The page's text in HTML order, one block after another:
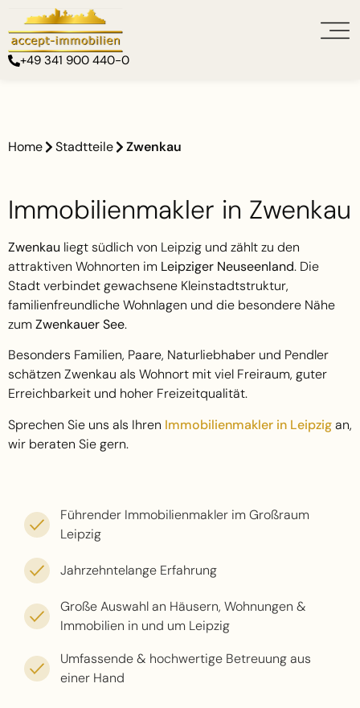
+49 341 900 440-0
Home Stadtteile Zwenkau
Immobilienmakler in Zwenkau
Zwenkau liegt südlich von Leipzig und zählt zu den
attraktiven Wohnorten im Leipziger Neuseenland. Die
Stadt verbindet gewachsene Kleinstadtstruktur,
familienfreundliche Wohnlagen und die besondere Nähe
zumZwenkauer See.
Besonders Familien, Paare, Naturliebhaber und Pendler
schätzen Zwenkau als Wohnort mit viel Freiraum, guter
Erreichbarkeit und hoher Freizeitqualität.
Sprechen Sie uns als Ihren Immobilienmakler in Leipzigan,
wir beraten Sie gern.
Führender Immobilienmakler im Großraum
Leipzig
Jahrzehntelange Erfahrung
Große Auswahl an Häusern, Wohnungen &
Immobilien in und um Leipzig
Umfassende & hochwertige Betreuung aus
einer Hand